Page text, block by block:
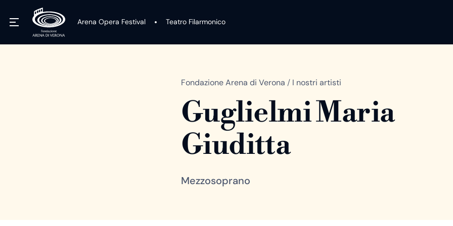
Arena Opera Festival Teatro Filarmonico
Fondazione Arena di Verona / I nostri artisti
Guglielmi Maria
Giuditta
Mezzosoprano